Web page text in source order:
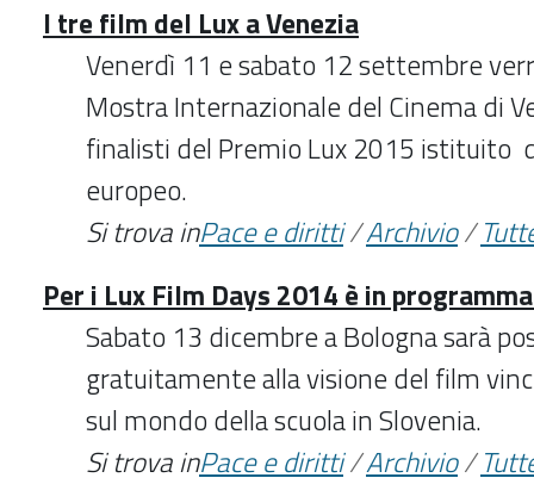
I tre film del Lux a Venezia
Venerdì 11 e sabato 12 settembre
Mostra Internazionale del Cinema di
finalisti del Premio Lux 2015 istituito
europeo.
Si trova inPace e diritti/Archivio/
Per i Lux Film Days 2014 è in
Sabato 13 dicembre a Bologna sarà
gratuitamente alla visione del film
sul mondo della scuola in Slovenia.
Si trova inPace e diritti/Archivio/